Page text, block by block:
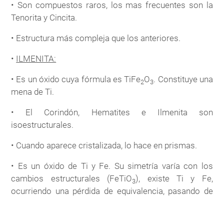
• Son compuestos raros, los mas frecuentes son la
Tenorita y Cincita.
• Estructura más compleja que los anteriores.
• ILMENITA:
• Es un óxido cuya fórmula es TiFe2O3. Constituye una
mena de Ti.
• El Corindón, Hematites e Ilmenita son
isoestructurales.
• Cuando aparece cristalizada, lo hace en prismas.
• Es un óxido de Ti y Fe. Su simetría varía con los
cambios estructurales (FeTiO3), existe Ti y Fe,
ocurriendo una pérdida de equivalencia, pasando de